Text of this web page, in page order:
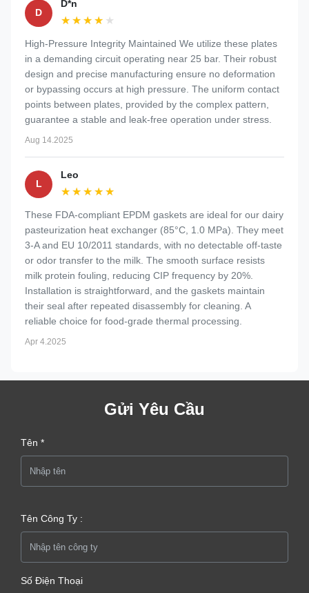
D
D*n
★★★★★
★★★★★
High-Pressure Integrity Maintained We utilize these plates
in a demanding circuit operating near 25 bar. Their robust
design and precise manufacturing ensure no deformation
or bypassing occurs at high pressure. The uniform contact
points between plates, provided by the complex pattern,
guarantee a stable and leak-free operation under stress.
Aug 14.2025
L
Leo
★★★★★
★★★★★
These FDA-compliant EPDM gaskets are ideal for our dairy
pasteurization heat exchanger (85°C, 1.0 MPa). They meet
3-A and EU 10/2011 standards, with no detectable off-taste
or odor transfer to the milk. The smooth surface resists
milk protein fouling, reducing CIP frequency by 20%.
Installation is straightforward, and the gaskets maintain
their seal after repeated disassembly for cleaning. A
reliable choice for food-grade thermal processing.
Apr 4.2025
Gửi Yêu Cầu
Tên *
Tên Công Ty :
Số Điện Thoại